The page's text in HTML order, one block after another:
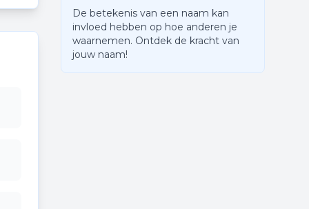
De betekenis van een naam kan
invloed hebben op hoe anderen je
waarnemen. Ontdek de kracht van
jouw naam!